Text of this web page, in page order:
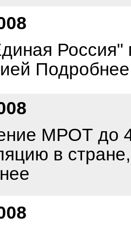
Россия"
Подробнее
МРОТ до
в